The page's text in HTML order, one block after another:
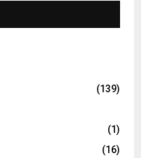
(139)
(1)
(16)